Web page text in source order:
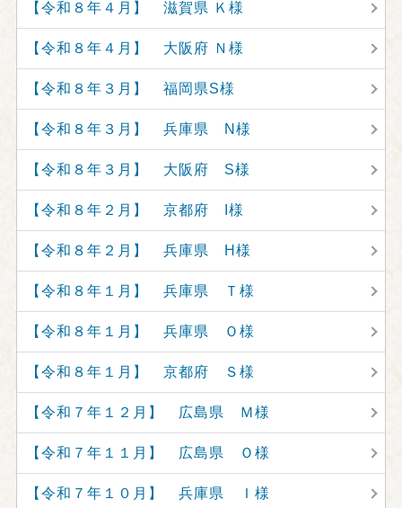
【令和８年４月】 滋賀県 Ｋ様
【令和８年４月】 大阪府 Ｎ様
【令和８年３月】 福岡県S様
【令和８年３月】 兵庫県 N様
【令和８年３月】 大阪府 S様
【令和８年２月】 京都府 I様
【令和８年２月】 兵庫県 H様
【令和８年１月】 兵庫県 Ｔ様
【令和８年１月】 兵庫県 Ｏ様
【令和８年１月】 京都府 Ｓ様
【令和７年１２月】 広島県 Ｍ様
【令和７年１１月】 広島県 Ｏ様
【令和７年１０月】 兵庫県 Ｉ様